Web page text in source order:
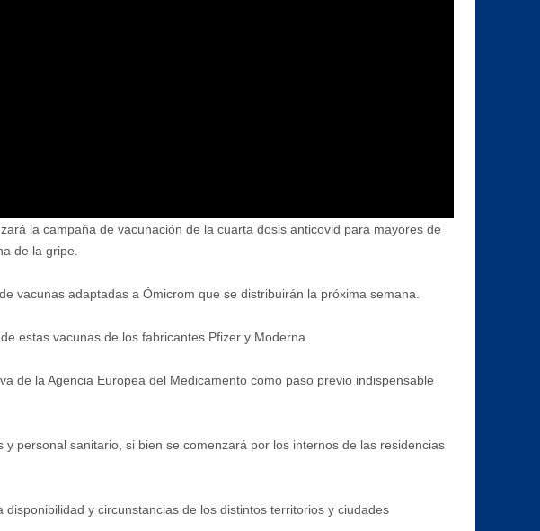
la campaña de vacunación de la cuarta dosis anticovid para mayores de
de la gripe.
vacunas adaptadas a Ómicrom que se distribuirán la próxima semana.
estas vacunas de los fabricantes Pfizer y Moderna.
de la Agencia Europea del Medicamento como paso previo indispensable
personal sanitario, si bien se comenzará por los internos de las residencias
y circunstancias de los distintos territorios y ciudades